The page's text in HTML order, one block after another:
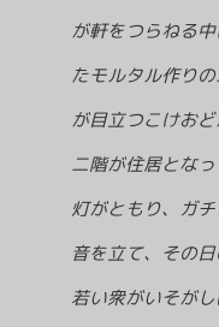
が軒をつらねる
たモルタル作り
が目立つこけおど
二階が住居とな
灯がともり、ガ
音を立て、その
若い衆がいそがし